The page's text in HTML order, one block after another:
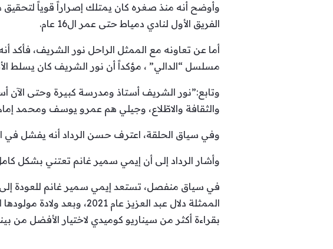
وأوضح أنه منذ صغره كان يمتلك إصراراً قوياً
الفريق الأول لنادي دمياط حتى عمر ال16 عام.
أما عن تعاونه مع الممثل الراحل نور الشريف،
مسلسل “الدالي” ، مؤكداً أن نور الشريف كان يسلط
وتابع:”نور الشريف أستاذ ومدرسة كبيرة وحتى الآن
والثقافة والاطّلاع، وجيلي هم عمرو يوسف ومحمد
وفي سياق الحلقة، اعترف حسن الرداد أنه يفشل في
وأشار الرداد إلى أن إيمي سمير غانم تعتني بشكل
في سياق منفصل، تستعد إيمي سمير غانم للعودة إلى
الممثلة دلال عبد العزيز
بقراءة أكثر من سيناريو كوميدي لاختيار الأفضل من